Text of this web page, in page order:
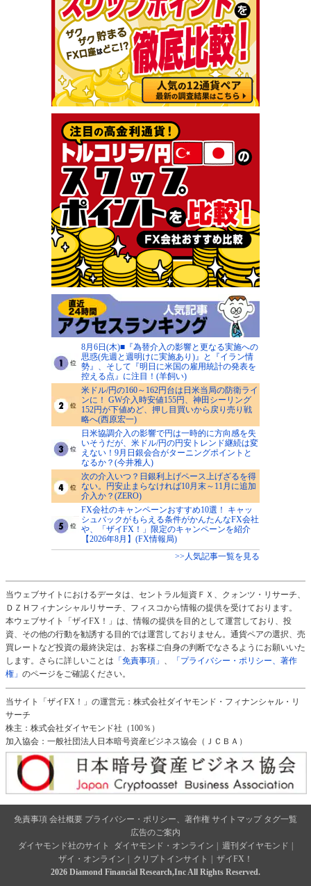
8月6日(木)■『為替介入の影響と更なる実施への
思惑(先週と週明けに実施あり)』と『イラン情
勢』、そして『明日に米国の雇用統計の発表を
控える点』に注目！(羊飼い)
米ドル/円の160～162円台は日米当局の防衛ライ
ンに！ GW介入時安値155円、神田シーリング
152円が下値めど、押し目買いから戻り売り戦
略へ(西原宏一)
日米協調介入の影響で円は一時的に方向感を失
いそうだが、米ドル/円の円安トレンド継続は変
えない！9月日銀会合がターニングポイントと
なるか？(今井雅人)
次の介入いつ？日銀利上げペース上げざるを得
ない。円安止まらなければ10月末～11月に追加
介入か？(ZERO)
FX会社のキャンペーンおすすめ10選！ キャッ
シュバックがもらえる条件がかんたんなFX会社
や、「ザイFX！」限定のキャンペーンを紹介
【2026年8月】(FX情報局)
>>人気記事一覧を見る
当ウェブサイトにおけるデータは、セントラル短資ＦＸ、クォンツ・リサーチ、
ＤＺＨフィナンシャルリサーチ、フィスコから情報の提供を受けております。
本ウェブサイト「ザイFX！」は、情報の提供を目的として運営しており、投
資、その他の行動を勧誘する目的では運営しておりません。通貨ペアの選択、売
買レートなど投資の最終決定は、お客様ご自身の判断でなさるようにお願いいた
します。さらに詳しいことは 「免責事項」 、
「プライバシー・ポリシー、著作
権」 のページをご確認ください。
当サイト「ザイFX！」の運営元：株式会社ダイヤモンド・フィナンシャル・リ
サーチ
株主：株式会社ダイヤモンド社（100％）
加入協会：一般社団法人日本暗号資産ビジネス協会（ＪＣＢＡ）
免責事項 会社概要 プライバシー・ポリシー、著作権 サイトマップ タグ一覧
広告のご案内
ダイヤモンド社のサイト
ダイヤモンド・オンライン 週刊ダイヤモンド
ザイ・オンライン
クリプトインサイト
ザイFX！
2026 Diamond Financial Research,Inc All Rights Reserved.